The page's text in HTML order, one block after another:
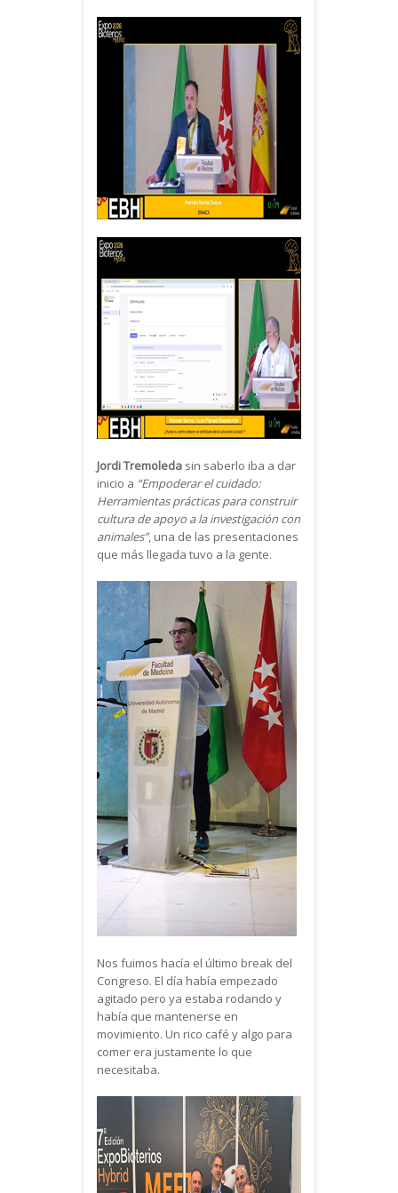
Jordi Tremoleda sin saberlo iba a dar
inicio a “Empoderar el cuidado:
Herramientas prácticas para construir
cultura de apoyo a la investigación con
animales”, una de las presentaciones
que más llegada tuvo a la gente.
Nos fuimos hacía el último break del
Congreso. El día había empezado
agitado pero ya estaba rodando y
había que mantenerse en
movimiento. Un rico café y algo para
comer era justamente lo que
necesitaba.